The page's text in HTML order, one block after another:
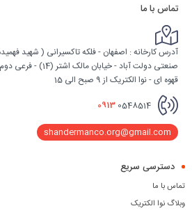
تماس با ما
قهوه ای - نوا الکتریک از 9 صبح الی 15
0913 0548514
shandermanco.org@gmail.com
دسترسی سریع
تماس با ما
وبلاگ نوا الکتریک